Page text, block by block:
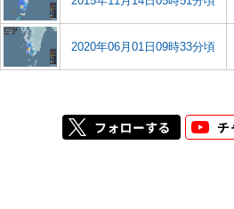
2020年06月01日09時33分頃